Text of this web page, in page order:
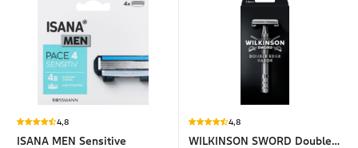
4,8
ISANA MEN Sensitive
4,8
WILKINSON SWORD Double